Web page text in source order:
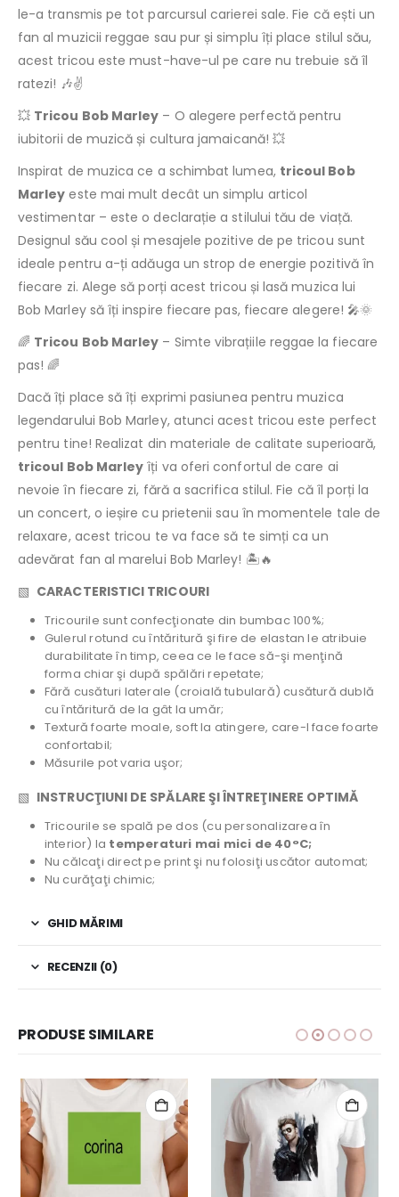
le-a transmis pe tot parcursul carierei sale. Fie că ești un
fan al muzicii reggae sau pur și simplu îți place stilul său,
acest tricou este must-have-ul pe care nu trebuie să îl
ratezi! 🎶✌️
💥 Tricou Bob Marley – O alegere perfectă pentru
iubitorii de muzică și cultura jamaicană! 💥
Inspirat de muzica ce a schimbat lumea, tricoul Bob
Marley este mai mult decât un simplu articol
vestimentar – este o declarație a stilului tău de viață.
Designul său cool și mesajele pozitive de pe tricou sunt
ideale pentru a-ți adăuga un strop de energie pozitivă în
fiecare zi. Alege să porți acest tricou și lasă muzica lui
Bob Marley să îți inspire fiecare pas, fiecare alegere! 🎤🌞
🌈 Tricou Bob Marley – Simte vibrațiile reggae la fiecare
pas! 🌈
Dacă îți place să îți exprimi pasiunea pentru muzica
legendarului Bob Marley, atunci acest tricou este perfect
pentru tine! Realizat din materiale de calitate superioară,
tricoul Bob Marley îți va oferi confortul de care ai
nevoie în fiecare zi, fără a sacrifica stilul. Fie că îl porți la
un concert, o ieșire cu prietenii sau în momentele tale de
relaxare, acest tricou te va face să te simți ca un
adevărat fan al marelui Bob Marley! 🏝️🔥
▧ CARACTERISTICI TRICOURI
Tricourile sunt confecţionate din bumbac 100%;
Gulerul rotund cu întăritură şi fire de elastan le atribuie
durabilitate în timp, ceea ce le face să-şi menţină
forma chiar şi după spălări repetate;
Fără cusături laterale (croială tubulară) cusătură dublă
cu întăritură de la gât la umăr;
Textură foarte moale, soft la atingere, care-l face foarte
confortabil;
Măsurile pot varia uşor;
▧ INSTRUCŢIUNI DE SPĂLARE ŞI ÎNTREŢINERE OPTIMĂ
Tricourile se spală pe dos (cu personalizarea în
interior) la temperaturi mai mici de 40°C;
Nu călcaţi direct pe print şi nu folosiţi uscător automat;
Nu curăţaţi chimic;
GHID MĂRIMI
RECENZII (0)
PRODUSE SIMILARE